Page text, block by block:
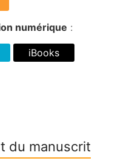
numérique :
du manuscrit